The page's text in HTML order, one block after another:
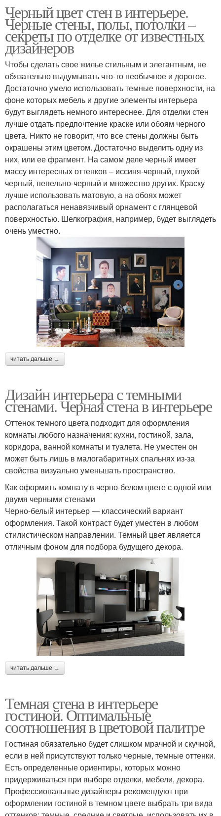
Черный цвет стен в интерьере.
Черные стены, полы, потолки –
секреты по отделке от известных
дизайнеров
Чтобы сделать свое жилье стильным и элегантным, не
обязательно выдумывать что-то необычное и дорогое.
Достаточно умело использовать темные поверхности, на
фоне которых мебель и другие элементы интерьера
будут выглядеть немного интереснее. Для отделки стен
лучше отдать предпочтение краске или обоям черного
цвета. Никто не говорит, что все стены должны быть
окрашены этим цветом. Достаточно выделить одну из
них, или ее фрагмент. На самом деле черный имеет
массу интересных оттенков – иссиня-черный, глухой
черный, пепельно-черный и множество других. Краску
лучше использовать матовую, а на обоях может
располагаться ненавязчивый орнамент с глянцевой
поверхностью. Шелкография, например, будет выглядеть
очень уместно.
читать дальше →
Дизайн интерьера с темными
стенами. Черная стена в интерьере
Оттенок темного цвета подходит для оформления
комнаты любого назначения: кухни, гостиной, зала,
коридора, ванной комнаты и туалета. Не уместен он
может быть лишь в малогабаритных спальнях из-за
свойства визуально уменьшать пространство.
Как оформить комнату в черно-белом цвете с одной или
двумя черными стенами
Черно-белый интерьер — классический вариант
оформления. Такой контраст будет уместен в любом
стилистическом направлении. Темный цвет является
отличным фоном для подбора будущего декора.
читать дальше →
Темная стена в интерьере
гостиной. Оптимальные
соотношения в цветовой палитре
Гостиная обязательно будет слишком мрачной и скучной,
если в ней присутствуют только черные, темные оттенки.
Есть определенные ориентиры, которых можно
придерживаться при выборе отделки, мебели, декора.
Профессиональные дизайнеры рекомендуют при
оформлении гостиной в темном цвете выбрать три вида